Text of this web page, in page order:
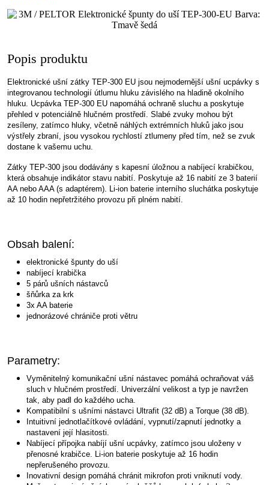
Popis produktu
Elektronické ušní zátky TEP-300 EU jsou nejmodernější ušní ucpávky s
integrovanou technologií útlumu hluku závislého na hladině okolního
hluku. Ucpávka TEP-300 EU napomáhá ochraně sluchu a poskytuje
přehled v potenciálně hlučném prostředí. Slabé zvuky mohou být
zesíleny, zatímco hluky, včetně náhlých extrémních hluků jako jsou
výstřely zbraní, jsou vysokou rychlostí ztlumeny před tím, než se zvuk
dostane k vašemu uchu.
Zátky TEP-300 jsou dodávány s kapesní úložnou a nabíjecí krabičkou,
která obsahuje indikátor stavu nabití. Poskytuje až 16 nabití ze 3 baterií
AA nebo AAA (s adaptérem). Li-ion baterie interního sluchátka poskytuje
až 10 hodin nepřetržitého provozu při plném nabití.
Obsah balení:
elektronické špunty do uší
nabíjecí krabička
5 párů ušních nástavců
šňůrka za krk
3x AA baterie
jednorázové chrániče proti větru
Parametry:
Vyměnitelný komunikační ušní nástavec pomáhá ochraňovat váš
sluch v hlučném prostředí. Univerzální velikost a typ je navržen
tak, aby padl do každého ucha.
Kompatibilní s ušními nástavci Ultrafit (32 dB) a Torque (38 dB).
Intuitivní jednotlačítkové ovládání, vypnutí/zapnutí jednotky a
nastavení její hlasitosti.
Nabíjecí přípojka nabíjí ušní ucpávky, zatímco jsou uloženy v
přenosné krabičce. Li-ion baterie poskytuje až 16 hodin
nepřerušeného provozu.
Inovativní design pomáhá chránit mikrofon proti vniknutí vody.